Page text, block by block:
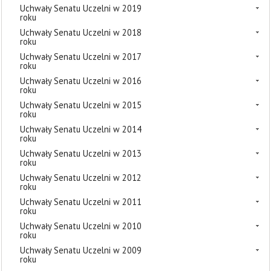
Uchwały Senatu Uczelni w 2019
roku
Uchwały Senatu Uczelni w 2018
roku
Uchwały Senatu Uczelni w 2017
roku
Uchwały Senatu Uczelni w 2016
roku
Uchwały Senatu Uczelni w 2015
roku
Uchwały Senatu Uczelni w 2014
roku
Uchwały Senatu Uczelni w 2013
roku
Uchwały Senatu Uczelni w 2012
roku
Uchwały Senatu Uczelni w 2011
roku
Uchwały Senatu Uczelni w 2010
roku
Uchwały Senatu Uczelni w 2009
roku